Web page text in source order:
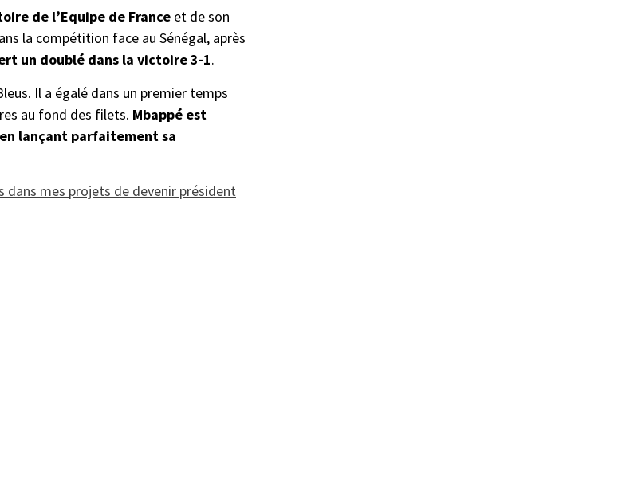
de l’Equipe de France et de son
la compétition face au Sénégal, après
un doublé dans la victoire 3-1.
Il a égalé dans un premier temps
au fond des filets. Mbappé est
lançant parfaitement sa
dans mes projets de devenir président